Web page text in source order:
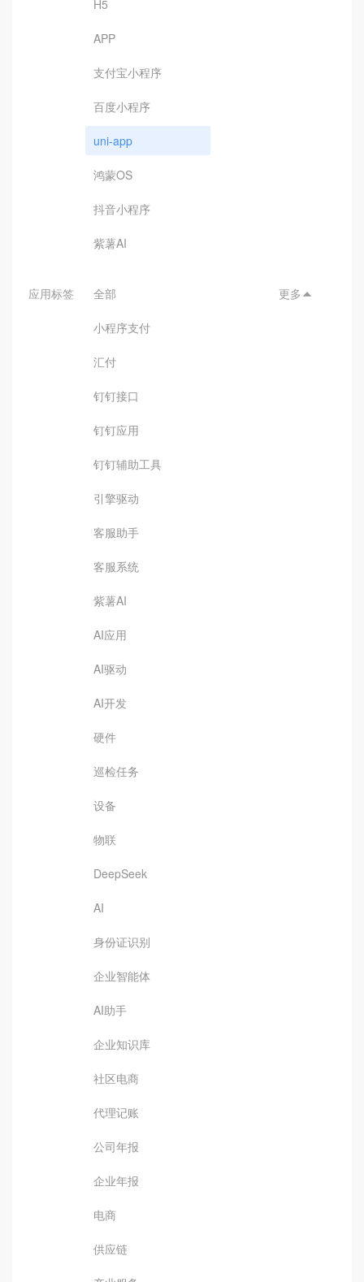
H5
APP
支付宝小程序
百度小程序
uni-app
鸿蒙OS
抖音小程序
紫薯AI
应用标签 全部
小程序支付
汇付
钉钉接口
钉钉应用
钉钉辅助工具
引擎驱动
客服助手
客服系统
紫薯AI
AI应用
AI驱动
AI开发
硬件
巡检任务
设备
物联
DeepSeek
AI
身份证识别
企业智能体
AI助手
企业知识库
社区电商
代理记账
公司年报
企业年报
电商
供应链
更多 